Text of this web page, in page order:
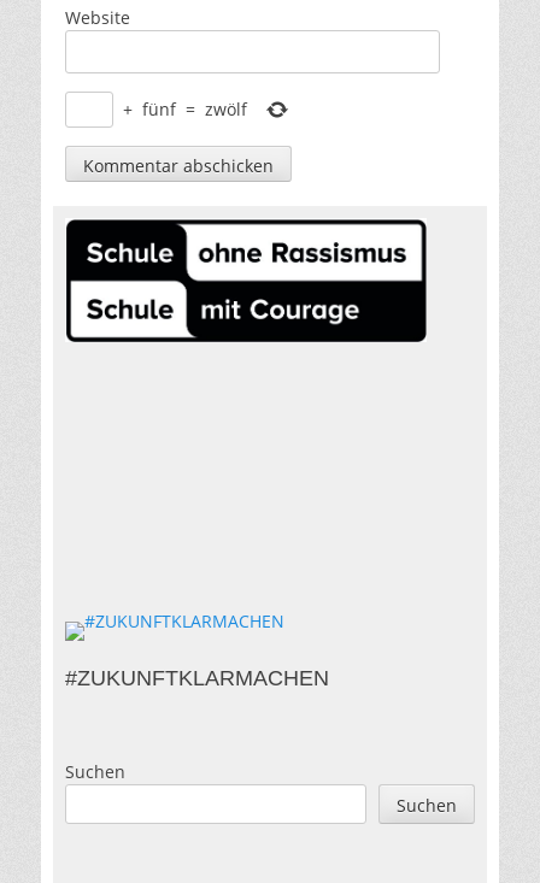
Website
+ fünf = zwölf
#ZUKUNFTKLARMACHEN
Suchen
Suchen